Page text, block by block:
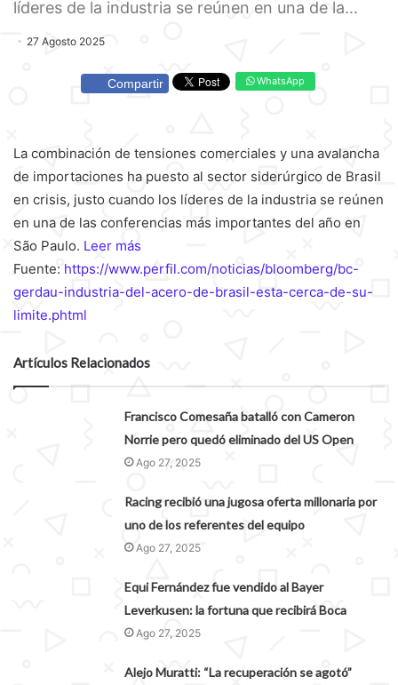
líderes de la industria se reúnen en una de la...
27 Agosto 2025
Compartir WhatsApp
La combinación de tensiones comerciales y una avalancha
de importaciones ha puesto al sector siderúrgico de Brasil
en crisis, justo cuando los líderes de la industria se reúnen
en una de las conferencias más importantes del año en
São Paulo. Leer más
Fuente: https://www.perfil.com/noticias/bloomberg/bc-
gerdau-industria-del-acero-de-brasil-esta-cerca-de-su-
limite.phtml
Artículos Relacionados
Francisco Comesaña batalló con Cameron
Norrie pero quedó eliminado del US Open
Ago 27, 2025
Racing recibió una jugosa oferta millonaria por
uno de los referentes del equipo
Ago 27, 2025
Equi Fernández fue vendido al Bayer
Leverkusen: la fortuna que recibirá Boca
Ago 27, 2025
Alejo Muratti: “La recuperación se agotó”